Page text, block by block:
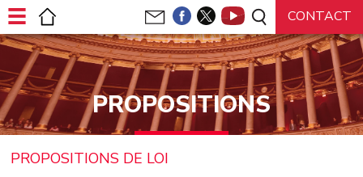
PROPOSITIONS
PROPOSITIONS DE LOI
Panneau de gestion des cookies